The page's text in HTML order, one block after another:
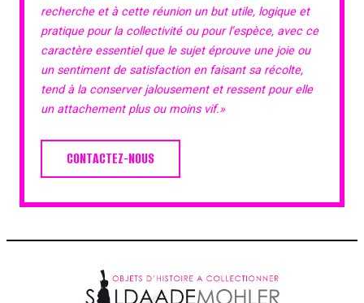
recherche et à cette réunion un but utile, logique et
pratique pour la collectivité ou pour l’espèce, avec ce
caractère essentiel que le sujet éprouve une joie ou
un sentiment de satisfaction en faisant sa récolte,
tend à la conserver jalousement et ressent pour elle
un attachement plus ou moins vif.»
CONTACTEZ-NOUS